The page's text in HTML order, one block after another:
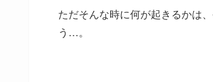
ただそんな時に何が起きるかは
う…。